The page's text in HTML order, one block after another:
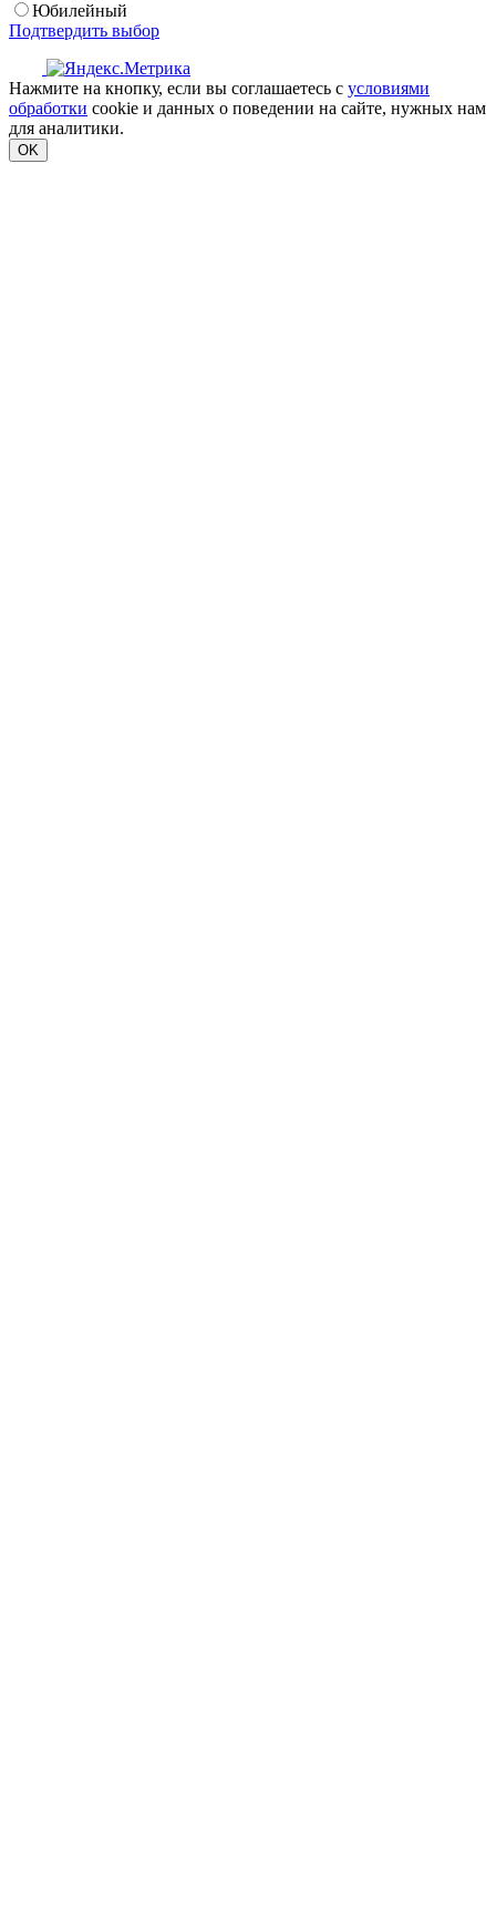
Юбилейный
Подтвердить выбор
Нажмите на кнопку, если вы соглашаетесь с условиями
обработки cookie и данных о поведении на сайте, нужных нам
для аналитики.
OK